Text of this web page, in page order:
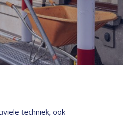
techniek, ook